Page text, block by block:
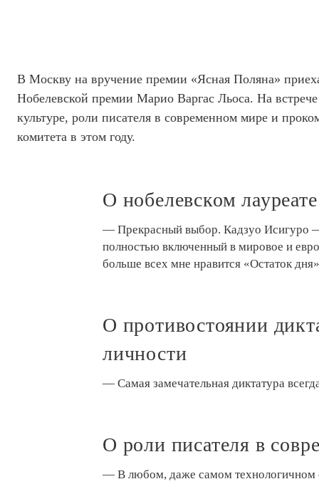
В Москву на вручение премии «Ясная Поляна»
Нобелевской премии Марио Варгас Льоса. На
культуре, роли писателя в современном мире и
комитета в этом году.
О нобелевском лауреате
— Прекрасный выбор. Кадзуо Исигуро
полностью включенный в мировое и
больше всех мне нравится «Остаток
О противостоянии
личности
— Самая замечательная диктатура
О роли писателя в
— В любом, даже самом технологичном